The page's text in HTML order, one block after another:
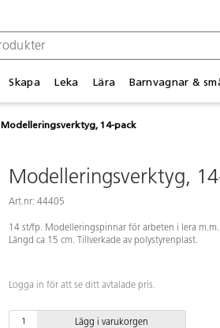
Skapa Leka Lära Barnvagnar &
Modelleringsverktyg, 14-pack
Modelleringsverktyg,
Art.nr: 44405
14 st/fp. Modelleringspinnar för arbeten i lera
Längd ca 15 cm. Tillverkade av polystyrenplast.
Logga in för att se ditt avtalade pris.
Lägg i varukorgen